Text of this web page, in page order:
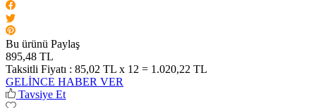
Bu ürünü Paylaş
895,48 TL
Taksitli Fiyatı : 85,02 TL x 12 = 1.020,22 TL
GELİNCE HABER VER
Tavsiye Et